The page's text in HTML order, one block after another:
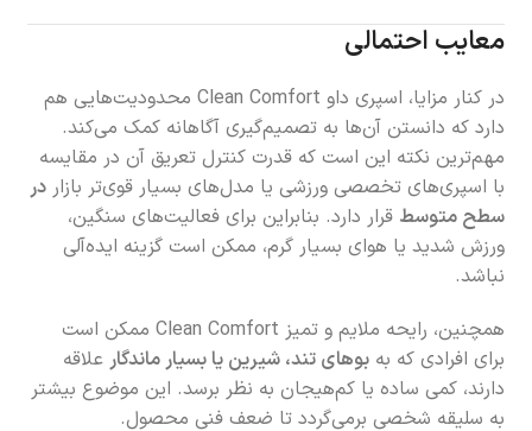
معایب احتمالی
در کنار مزایا، اسپری داو Clean Comfort محدودیت‌هایی هم
دارد که دانستن آن‌ها به تصمیم‌گیری آگاهانه کمک می‌کند.
مهم‌ترین نکته این است که قدرت کنترل تعریق آن در مقایسه
با اسپری‌های تخصصی ورزشی یا مدل‌های بسیار قوی‌تر بازاردر
سطح متوسط قرار دارد. بنابراین برای فعالیت‌های سنگین،
ورزش شدید یا هوای بسیار گرم، ممکن است گزینه ایده‌آلی
نباشد.
همچنین، رایحه ملایم و تمیز Clean Comfort ممکن است
برای افرادی که بهبوهای تند، شیرین یا بسیار ماندگار علاقه
دارند، کمی ساده یا کم‌هیجان به نظر برسد. این موضوع بیشتر
به سلیقه شخصی برمی‌گردد تا ضعف فنی محصول.